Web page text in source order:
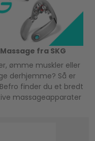
fra SKG
ømme muskler eller
derhjemme? Så er
finder du et bredt
massageapparater